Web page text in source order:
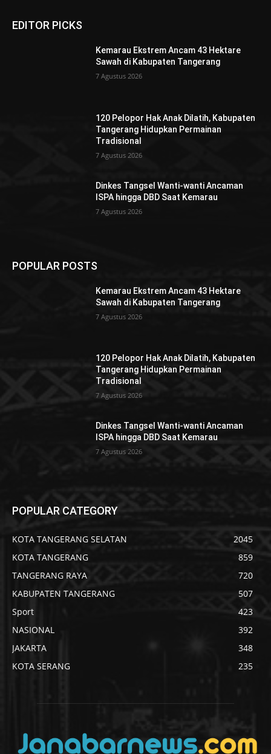
EDITOR PICKS
Kemarau Ekstrem Ancam 43 Hektare
Sawah di Kabupaten Tangerang
7 Agustus 2026
120 Pelopor Hak Anak Dilatih, Kabupaten
Tangerang Hidupkan Permainan
Tradisional
7 Agustus 2026
Dinkes Tangsel Wanti-wanti Ancaman
ISPA hingga DBD Saat Kemarau
7 Agustus 2026
POPULAR POSTS
Kemarau Ekstrem Ancam 43 Hektare
Sawah di Kabupaten Tangerang
7 Agustus 2026
120 Pelopor Hak Anak Dilatih, Kabupaten
Tangerang Hidupkan Permainan
Tradisional
7 Agustus 2026
Dinkes Tangsel Wanti-wanti Ancaman
ISPA hingga DBD Saat Kemarau
7 Agustus 2026
POPULAR CATEGORY
KOTA TANGERANG SELATAN
2045
KOTA TANGERANG
859
TANGERANG RAYA
720
KABUPATEN TANGERANG
507
Sport
423
NASIONAL
392
JAKARTA
348
KOTA SERANG
235